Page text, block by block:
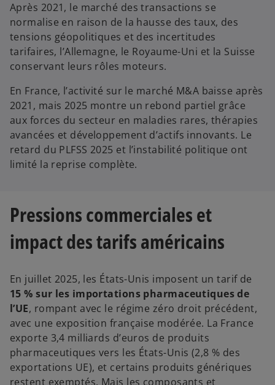
Après 2021, le marché des transactions se
normalise en raison de la hausse des taux, des
tensions géopolitiques et des incertitudes
tarifaires, l’Allemagne, le Royaume-Uni et la Suisse
conservant leurs rôles moteurs.
En France, l’activité sur le marché M&A baisse après
2021, mais 2025 montre un rebond partiel grâce
aux forces du secteur en maladies rares, thérapies
avancées et développement d’actifs innovants. Le
retard du PLFSS 2025 et l’instabilité politique ont
limité la reprise complète.
Pressions commerciales et
impact des tarifs américains
En juillet 2025, les États-Unis imposent un tarif de
15 % sur les importations pharmaceutiques de
l’UE, rompant avec le régime zéro droit précédent,
avec une exposition française modérée. La France
exporte 3,4 milliards d’euros de produits
pharmaceutiques vers les États-Unis (2,8 % des
exportations UE), et certains produits génériques
restent exemptés. Mais les composants et